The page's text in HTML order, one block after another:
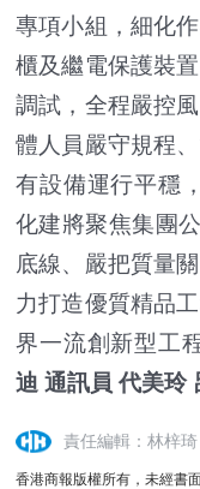
專項小組，細化
櫃及繼電保護裝
調試，全程嚴控
體人員嚴守規程
有設備運行平穩
化建將聚焦集團
底線、嚴把質量
力打造優質精品
界一流創新型工
迪 通訊員 代美玲
責任編輯：林梓琦
香港商報版權所有，未經書